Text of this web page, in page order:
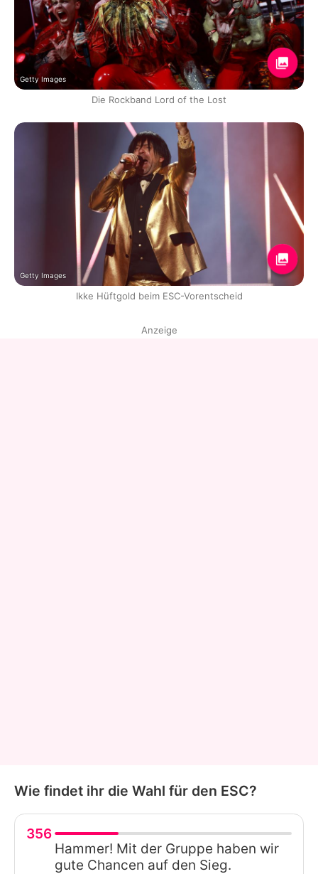
Getty Images
Die Rockband Lord of the Lost
Getty Images
Ikke Hüftgold beim ESC-Vorentscheid
Anzeige
Wie findet ihr die Wahl für den ESC?
356
Hammer! Mit der Gruppe haben wir
gute Chancen auf den Sieg.